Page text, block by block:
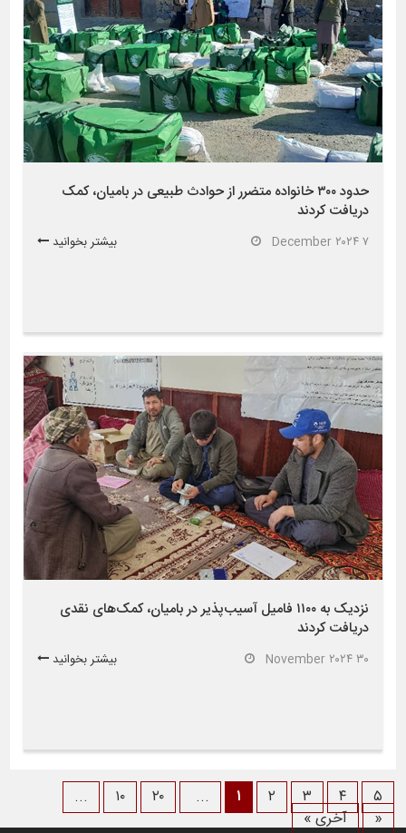
حدود ۳۰۰ خانواده متضرر از حوادث طبیعی در بامیان، کمک
دریافت کردند
۷ December ۲۰۲۴ بیشتر بخوانید
نزدیک به ۱۱۰۰ فامیل آسیب‌پذیر در بامیان، کمک‌های نقدی
دریافت کردند
۳۰ November ۲۰۲۴ بیشتر بخوانید
۱ ۲ ۳ ۴ ۵ ... ۱۰ ۲۰
...
«
آخری »